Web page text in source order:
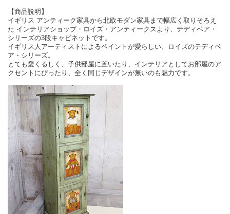
【商品説明】
イギリス アンティーク家具から北欧モダン家具まで幅広く取りそろえ
た インテリアショップ・ロイズ・アンティークスより、テディベア・
シリーズの3段キャビネットです。
イギリス人アーティストによるペイントが愛らしい、ロイズのテディベ
ア・シリーズ。
とても愛くるしく、子供部屋に置いたり、インテリアとしてお部屋のア
クセントにぴったり、全く同じデザインが無いのも魅力です。